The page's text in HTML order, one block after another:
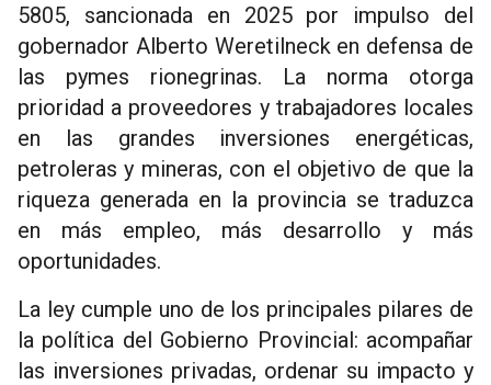
5805, sancionada en 2025 por impulso del
gobernador Alberto Weretilneck en defensa de
las pymes rionegrinas. La norma otorga
prioridad a proveedores y trabajadores locales
en las grandes inversiones energéticas,
petroleras y mineras, con el objetivo de que la
riqueza generada en la provincia se traduzca
en más empleo, más desarrollo y más
oportunidades.
La ley cumple uno de los principales pilares de
la política del Gobierno Provincial: acompañar
las inversiones privadas, ordenar su impacto y